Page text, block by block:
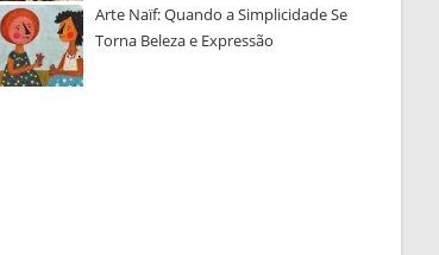
Arte Naïf: Quando a Simplicidade Se
Torna Beleza e Expressão